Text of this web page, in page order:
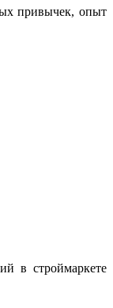
привычек, опыт
в строймаркете